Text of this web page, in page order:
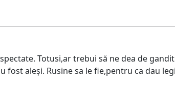
Totusi,ar trebui să ne dea de
fost aleși. Rusine sa le fie,pentru ca dau